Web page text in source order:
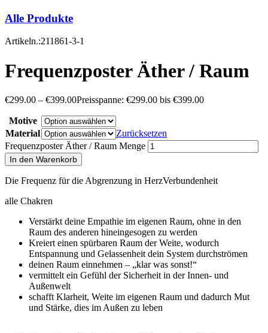
Alle Produkte
Artikeln.:211861-3-1
Frequenzposter Äther / Raum
€299.00 – €399.00Preisspanne: €299.00 bis €399.00
Motive
Material
Zurücksetzen
Frequenzposter Äther / Raum Menge
In den Warenkorb
Die Frequenz für die Abgrenzung in HerzVerbundenheit
alle Chakren
Verstärkt deine Empathie im eigenen Raum, ohne in den
Raum des anderen hineingesogen zu werden
Kreiert einen spürbaren Raum der Weite, wodurch
Entspannung und Gelassenheit dein System durchströmen
deinen Raum einnehmen – „klar was sonst!“
vermittelt ein Gefühl der Sicherheit in der Innen- und
Außenwelt
schafft Klarheit, Weite im eigenen Raum und dadurch Mut
und Stärke, dies im Außen zu leben